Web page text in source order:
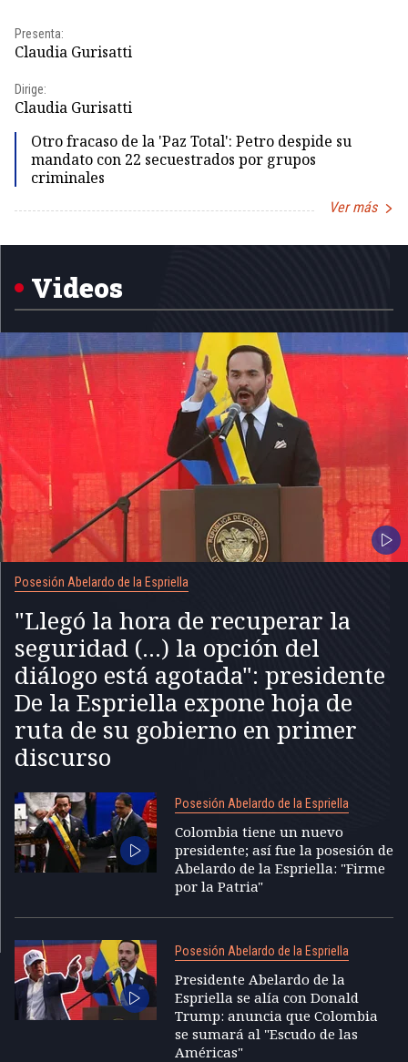
Presenta:
Claudia Gurisatti
Dirige:
Claudia Gurisatti
Otro fracaso de la 'Paz Total': Petro despide su
mandato con 22 secuestrados por grupos
criminales
Ver más
Videos
Posesión Abelardo de la Espriella
"Llegó la hora de recuperar la
seguridad (...) la opción del
diálogo está agotada": presidente
De la Espriella expone hoja de
ruta de su gobierno en primer
discurso
Posesión Abelardo de la Espriella
Colombia tiene un nuevo
presidente; así fue la posesión de
Abelardo de la Espriella: "Firme
por la Patria"
Posesión Abelardo de la Espriella
Presidente Abelardo de la
Espriella se alía con Donald
Trump: anuncia que Colombia
se sumará al "Escudo de las
Américas"